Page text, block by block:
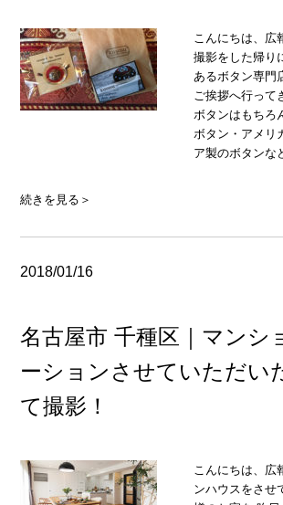
こんにちは、広
撮影をした帰り
あるボタン専門
ご挨拶へ行って
ボタンはもちろ
ボタン・アメリ
ア製のボタンな
続きを見る＞
2018/01/16
名古屋市 千種区｜マンシ
ーションさせていただい
て撮影！
こんにちは、広
ンハウスをさせ